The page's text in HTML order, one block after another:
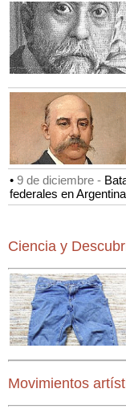
• 9 de diciembre -
federales en Argentina
Ciencia y
Movimientos